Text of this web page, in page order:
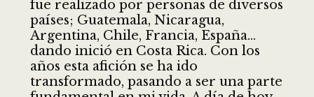
fue realizado por personas de diversos
países; Guatemala, Nicaragua,
Argentina, Chile, Francia, España…
dando inició en Costa Rica. Con los
años esta afición se ha ido
transformado, pasando a ser una parte